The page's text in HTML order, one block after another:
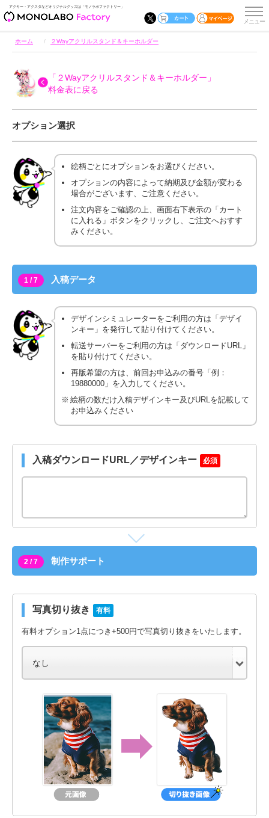
アクキー・アクスタなどオリジナルグッズは「モノラボファクトリー」
ホーム ２Wayアクリルスタンド＆キーホルダー
「２Wayアクリルスタンド＆キーホルダー」
料金表に戻る
オプション選択
絵柄ごとにオプションをお選びください。
オプションの内容によって納期及び金額が変わる
場合がございます、ご注意ください。
注文内容をご確認の上、画面右下表示の「カート
に入れる」ボタンをクリックし、ご注文へおすす
みください。
1 / 7 入稿データ
デザインシミュレーターをご利用の方は「デザイ
ンキー」を発行して貼り付けてください。
転送サーバーをご利用の方は「ダウンロードURL」
を貼り付けてください。
再版希望の方は、前回お申込みの番号「例：
19880000」を入力してください。
絵柄の数だけ入稿デザインキー及びURLを記載して
お申込みください
入稿ダウンロードURL／デザインキー 必須
2 / 7 制作サポート
写真切り抜き 有料
有料オプション1点につき+500円で写真切り抜きをいたします。